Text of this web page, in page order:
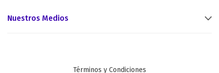
Nuestros Medios
Términos y Condiciones